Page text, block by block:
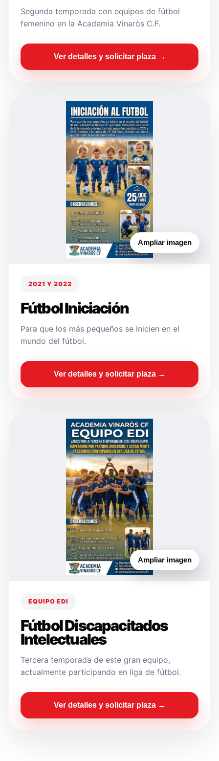
Segunda temporada con equipos de fútbol
femenino en la Academia Vinaròs C.F.
Ver detalles y solicitar plaza →
Ampliar imagen
2021 Y 2022
Fútbol Iniciación
Para que los más pequeños se inicien en el
mundo del fútbol.
Ver detalles y solicitar plaza →
Ampliar imagen
EQUIPO EDI
Fútbol Discapacitados
Intelectuales
Tercera temporada de este gran equipo,
actualmente participando en liga de fútbol.
Ver detalles y solicitar plaza →